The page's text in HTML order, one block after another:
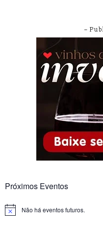
–
Próximos Eventos
Notice Não há eventos futuros.